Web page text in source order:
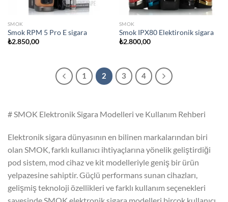
SMOK
Smok RPM 5 Pro E sigara
₺2.850,00
SMOK
Smok IPX80 Elektironik sigara
₺2.800,00
1 2 3 4
# SMOK Elektronik Sigara Modelleri ve Kullanım Rehberi
Elektronik sigara dünyasının en bilinen markalarından biri
olan SMOK, farklı kullanıcı ihtiyaçlarına yönelik geliştirdiği
pod sistem, mod cihaz ve kit modelleriyle geniş bir ürün
yelpazesine sahiptir. Güçlü performans sunan cihazları,
gelişmiş teknoloji özellikleri ve farklı kullanım seçenekleri